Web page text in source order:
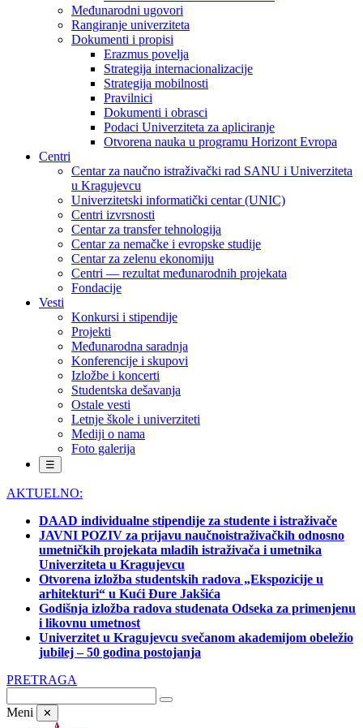
Međunarodni ugovori
Rangiranje univerziteta
Dokumenti i propisi
Erazmus povelja
Strategija internacionalizacije
Strategija mobilnosti
Pravilnici
Dokumenti i obrasci
Podaci Univerziteta za apliciranje
Otvorena nauka u programu Horizont Evropa
Centri
Centar za naučno istraživački rad SANU i Univerziteta
u Kragujevcu
Univerzitetski informatički centar (UNIC)
Centri izvrsnosti
Centar za transfer tehnologija
Centar za nemačke i evropske studije
Centar za zelenu ekonomiju
Centri — rezultat međunarodnih projekata
Fondacije
Vesti
Konkursi i stipendije
Projekti
Međunarodna saradnja
Konferencije i skupovi
Izložbe i koncerti
Studentska dešavanja
Ostale vesti
Letnje škole i univerziteti
Mediji o nama
Foto galerija
☰
AKTUELNO:
DAAD individualne stipendije za studente i istraživače
JAVNI POZIV za prijavu naučnoistraživačkih odnosno
umetničkih projekata mladih istraživača i umetnika
Univerziteta u Kragujevcu
Otvorena izložba studentskih radova „Ekspozicije u
arhitekturi“ u Kući Đure Jakšića
Godišnja izložba radova studenata Odseka za primenjenu
i likovnu umetnost
Univerzitet u Kragujevcu svečanom akademijom obeležio
jubilej – 50 godina postojanja
PRETRAGA
Meni ✕